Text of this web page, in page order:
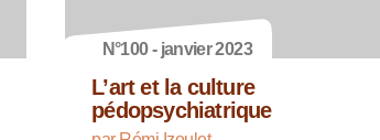
N°100 - janvier 2023
L’art et la culture
pédopsychiatrique